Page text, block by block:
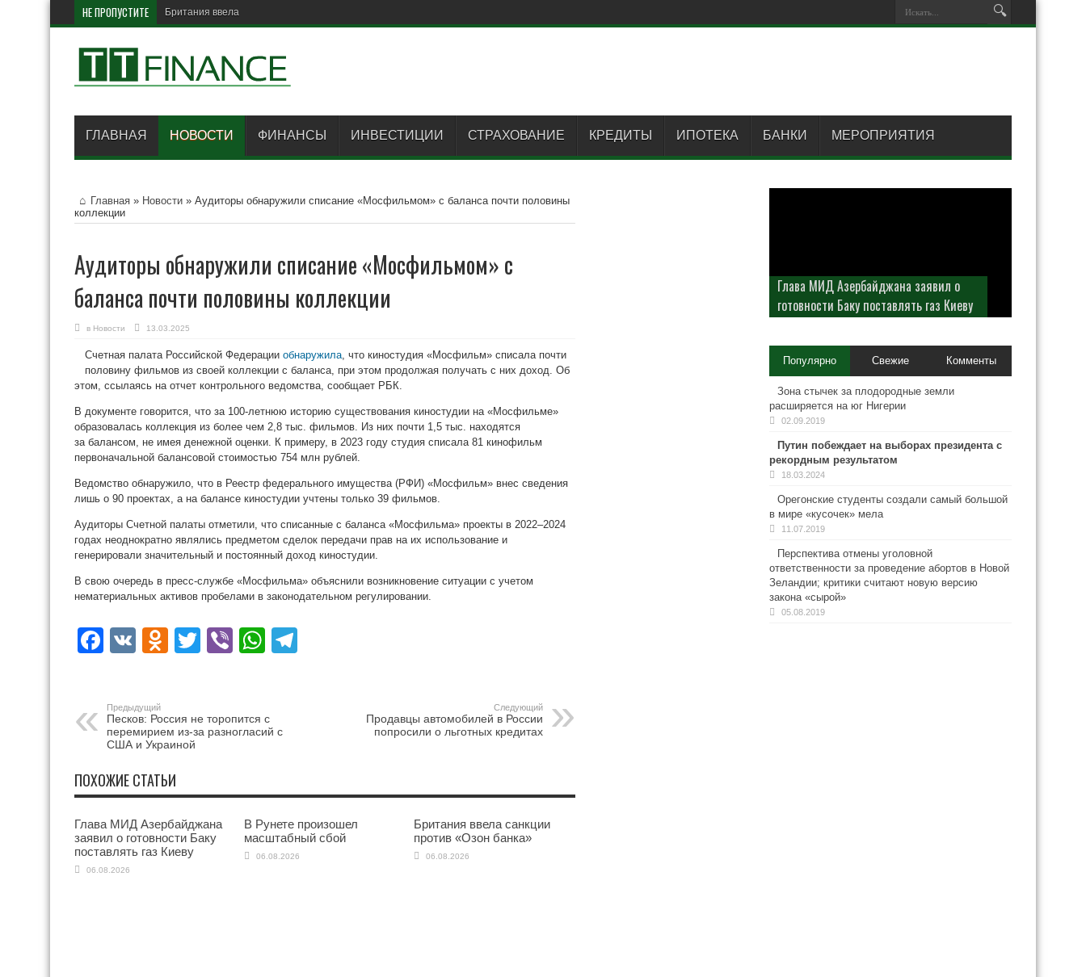
НЕ ПРОПУСТИТЕ Британия ввела санкции против
ГЛАВНАЯ НОВОСТИ ФИНАНСЫ ИНВЕСТИЦИИ СТРАХОВАНИЕ КРЕДИТЫ ИПОТЕКА БАНКИ МЕРОПРИЯТИЯ
Главная » Новости » Аудиторы обнаружили списание «Мосфильмом» с баланса почти половины
коллекции
Аудиторы обнаружили списание «Мосфильмом» с
баланса почти половины коллекции
в Новости 13.03.2025
Счетная палата Российской Федерации обнаружила, что киностудия «Мосфильм» списала почти
половину фильмов из своей коллекции с баланса, при этом продолжая получать с них доход. Об
этом, ссылаясь на отчет контрольного ведомства, сообщает РБК.
В документе говорится, что за 100-летнюю историю существования киностудии на «Мосфильме»
образовалась коллекция из более чем 2,8 тыс. фильмов. Из них почти 1,5 тыс. находятся
за балансом, не имея денежной оценки. К примеру, в 2023 году студия списала 81 кинофильм
первоначальной балансовой стоимостью 754 млн рублей.
Ведомство обнаружило, что в Реестр федерального имущества (РФИ) «Мосфильм» внес сведения
лишь о 90 проектах, а на балансе киностудии учтены только 39 фильмов.
Аудиторы Счетной палаты отметили, что списанные с баланса «Мосфильма» проекты в 2022–2024
годах неоднократно являлись предметом сделок передачи прав на их использование и
генерировали значительный и постоянный доход киностудии.
В свою очередь в пресс-службе «Мосфильма» объяснили возникновение ситуации с учетом
нематериальных активов пробелами в законодательном регулировании.
Facebook
VK Odnoklassniki
Twitter
ViberWhatsApp
Предыдущий
Песков: Россия не торопится с
перемирием из-за разногласий с
США и Украиной
Следующий
Продавцы автомобилей в России
попросили о льготных кредитах
ПОХОЖИЕ СТАТЬИ
Глава МИД Азербайджана
заявил о готовности Баку
поставлять газ Киеву
06.08.2026
В Рунете произошел
масштабный сбой
06.08.2026
Британия ввела санкции
против «Озон банка»
06.08.2026
Глава МИД Азербайджана заявил о
готовности Баку поставлять газ Киеву
Популярно Свежие Комменты
Зона стычек за плодородные земли
расширяется на юг Нигерии
02.09.2019
Путин побеждает на выборах президента с
рекордным результатом
18.03.2024
Орегонские студенты создали самый большой
в мире «кусочек» мела
11.07.2019
Перспектива отмены уголовной
ответственности за проведение абортов в Новой
Зеландии; критики считают новую версию
закона «сырой»
05.08.2019